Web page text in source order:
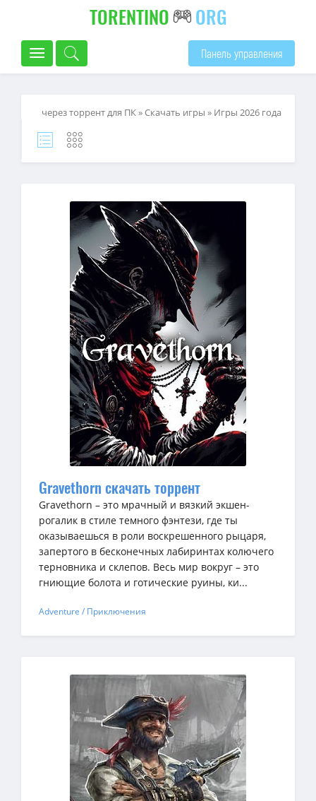
TORENTINO ORG
Панель управления
через торрент для ПК»Скачать игры » Игры 2026 года
Gravethorn скачать торрент
Gravethorn – это мрачный и вязкий экшен-
рогалик в стиле темного фэнтези, где ты
оказываешься в роли воскрешенного рыцаря,
запертого в бесконечных лабиринтах колючего
терновника и склепов. Весь мир вокруг – это
гниющие болота и готические руины, ки...
Adventure / Приключения